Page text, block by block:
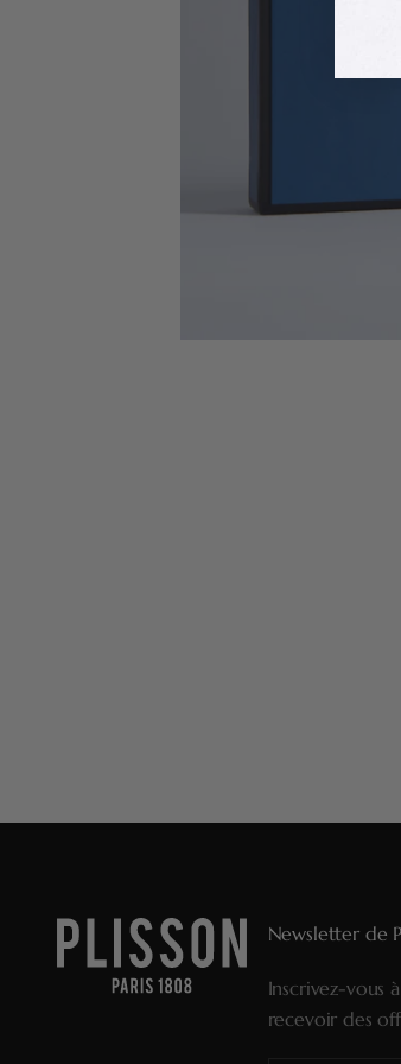
Newsletter de
Inscrivez-vous
recevoir des